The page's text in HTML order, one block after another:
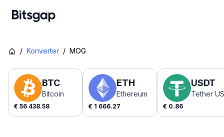
/ Konverter / MOG
BTC
Bitcoin
€ 56 438.58
ETH
Ethereum
€ 1 666.27
USDT
Tether
€ 0.86